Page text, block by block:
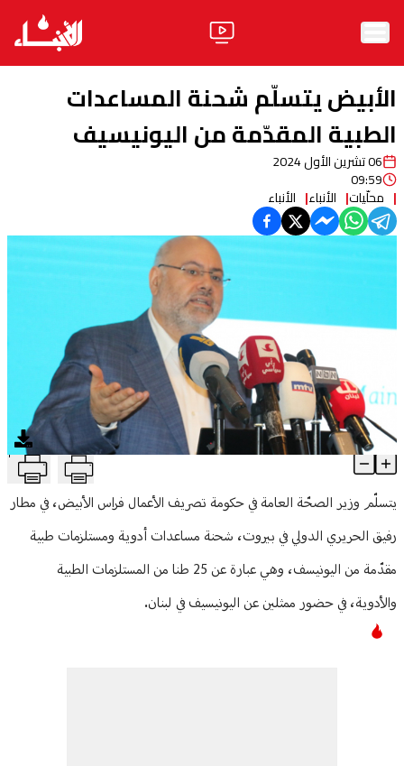
الرئيسية
الأخبار
ثقافة ومجتمع
منوعات
آراء
فيديو
مواقف
ابحث
الأبيض يتسلّم شحنة المساعدات
الطبية المقدّمة من اليونيسيف
06 تشرين الأول 2024
09:59
محلّيات الأنباء الأنباء
الأبيض يتسلّم شحنة المساعدات الطبية المقدّمة من اليونيسيف T
Article Content
يتسلّم وزير الصحّة العامة في حكومة تصريف الأعمال فراس الأبيض، في مطار
رفيق الحريري الدولي في بيروت، شحنة مساعدات أدوية ومستلزمات طبية
مقدّمة من اليونيسف، وهي عبارة عن 25 طنا من المستلزمات الطبية
والأدوية، في حضور ممثلين عن اليونيسيف في لبنان.